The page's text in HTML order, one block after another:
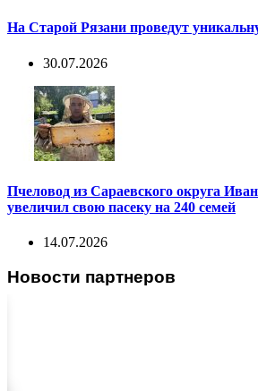
На Старой Рязани проведут
30.07.2026
Пчеловод из Сараевского округа
увеличил свою пасеку на 240 семей
14.07.2026
Новости партнеров